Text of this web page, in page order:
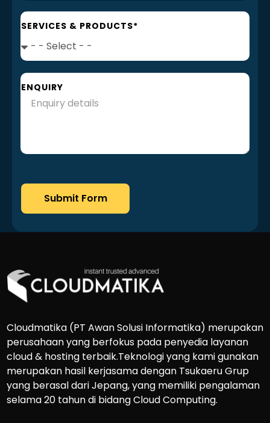
SERVICES & PRODUCTS*
ENQUIRY
Submit Form
Cloudmatika (PT Awan Solusi Informatika) merupakan
perusahaan yang berfokus pada penyedia layanan
cloud & hosting terbaik.Teknologi yang kami gunakan
merupakan hasil kerjasama dengan Tsukaeru Grup
yang berasal dari Jepang, yang memiliki pengalaman
selama 20 tahun di bidang Cloud Computing.